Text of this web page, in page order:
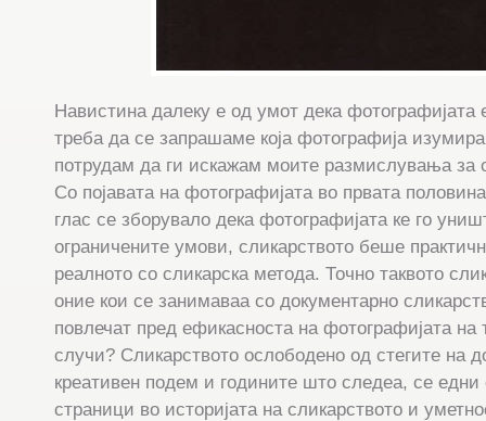
Навистина далеку е од умот дека фотографијата
треба да се запрашаме која фотографија
потрудам да ги искажам моите размислувања
Со појавата на фотографијата во првата
глас се зборувало дека фотографијата ке го
ограничените умови, сликарството беше
реалното со сликарска метода. Точно таквото
оние кои се занимаваа со документарно
повлечат пред ефикасноста на фотографијата
случи? Сликарството ослободено од стегите на
креативен подем и годините што следеа, се едни
страници во историјата на сликарството и